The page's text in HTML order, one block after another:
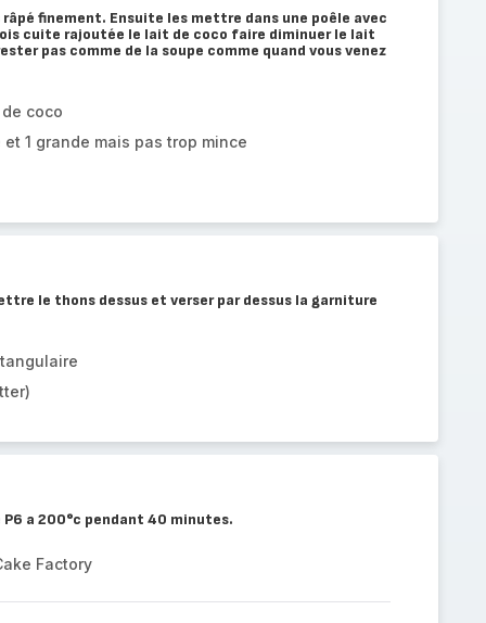
finement. Ensuite les mettre dans une poêle avec
cuite rajoutée le lait de coco faire diminuer le lait
pas comme de la soupe comme quand vous venez
coco
1 grande mais pas trop mince
le thons dessus et verser par dessus la garniture
a 200°c pendant 40 minutes.
Factory